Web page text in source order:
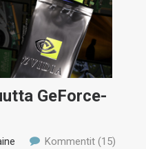
GeForce-
Kommentit (15)